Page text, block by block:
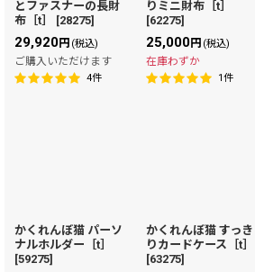
とファスナーの長財
布［t］
[28275]
29,920円 (税込)
ご購入いただけます
4件
りミニ財布［t］
[62275]
25,000円 (税込)
在庫わずか
1件
かくれんぼ猫 パーソ
ナルホルダー［t］
[59275]
かくれんぼ猫 すっき
りカードケース［t］
[63275]